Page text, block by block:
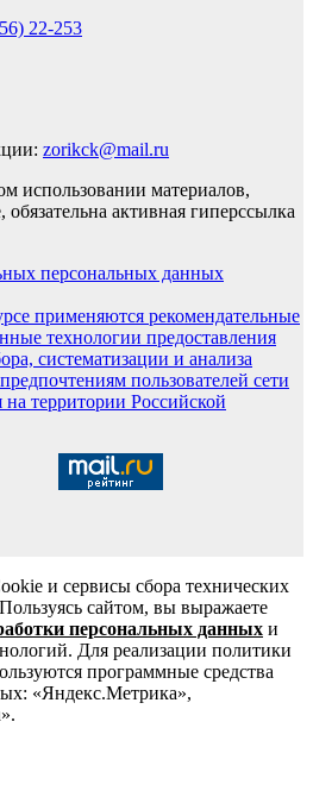
22-253
zorikck@mail.ru
использовании материалов,
активная гиперссылка
персональных данных
применяются рекомендательные
технологии предоставления
систематизации и анализа
пользователей сети
территории Российской
и сервисы сбора технических
сайтом, вы выражаете
персональных данных и
Для реализации политики
программные средства
«Яндекс.Метрика»,